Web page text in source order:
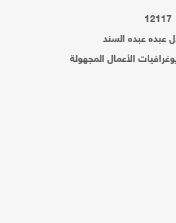
12117
عبده عبده السند
الأعمال المجهولة